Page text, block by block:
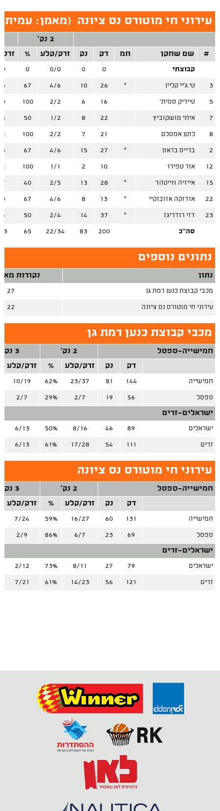
עירוני חי מוטורס נס ציונה (מאמן: עמית
2 נק'
#
שם שחקן חמ דק נק זרק/קלע %
קבוצתי 0
0
0/0
0
3 טי.ג'יי קליין *
26
10
4/6
67
5 טייריק סמית' 16
6
2/2
100
7 איתי מושקוביץ 22
8
1/2
50
8 לוטן אמסלם 21
7
2/2
100
2 ברייס בראון *
27
15
4/6
67
12 אור טפירו 10
2
1/1
100
15 אייזיה ווייטהד *
28
13
2/5
40
22 אודוקה אזובוקיי *
13
8
4/6
67
23 דזי רודריגז *
37
14
2/4
50
סה"כ 200
83
22/34
65
נתונים נוספים
נתון נקודות
מכבי קבוצת כנען רמת גן 27
עירוני חי מוטורס נס ציונה 22
מכבי קבוצת כנען רמת גן
חמישייה-ספסל 2 נק'
3 נק'
דק
נק זרק/קלע % זרק/קלע
חמישייה 144
81
23/37
62%
10/19
ספסל 56
19
2/7
29%
2/7
ישראלים-זרים
ישראלים 89
46
8/16
50%
6/13
זרים 111
54
17/28
61%
6/13
עירוני חי מוטורס נס ציונה
חמישייה-ספסל 2 נק'
3 נק'
דק
נק זרק/קלע % זרק/קלע
חמישייה 131
60
16/27
59%
7/24
ספסל 69
23
6/7
86%
2/9
ישראלים-זרים
ישראלים 79
27
8/11
73%
2/12
זרים 121
56
14/23
61%
7/21